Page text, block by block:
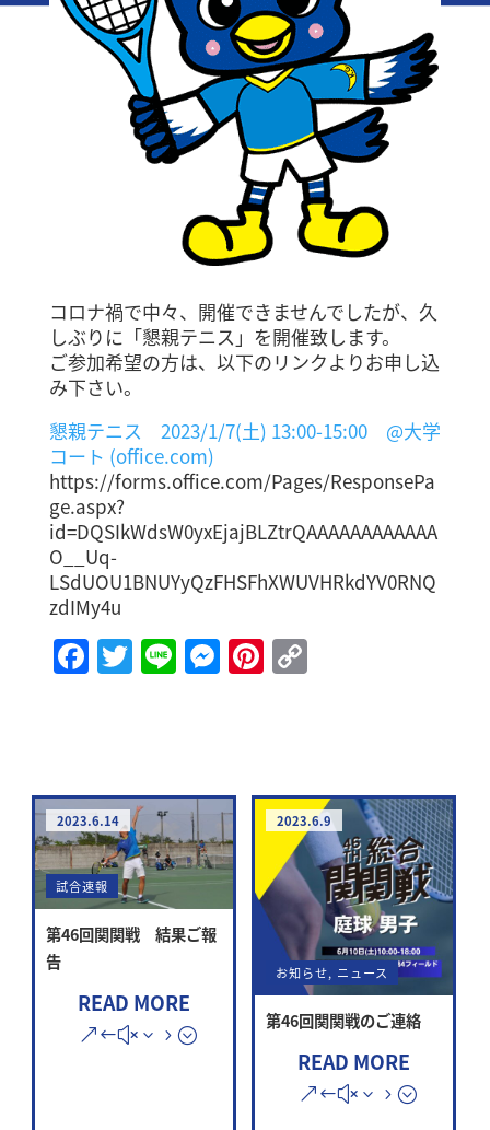
コロナ禍で中々、開催できませんでしたが、久
しぶりに「懇親テニス」を開催致します。
ご参加希望の方は、以下のリンクよりお申し込
み下さい。
懇親テニス 2023/1/7(土) 13:00-15:00 @大学
コート (office.com)
https://forms.office.com/Pages/ResponsePa
ge.aspx?
id=DQSIkWdsW0yxEjajBLZtrQAAAAAAAAAAAA
O__Uq-
LSdUOU1BNUYyQzFHSFhXWUVHRkdYV0RNQ
zdIMy4u
Facebook
Twitter
LineMessenger
Pinterest
Copy
2023.6.14
試合速報
第46回関関戦 結果ご報
告
READ MORE
2023.6.9
お知らせ, ニュース
第46回関関戦のご連絡
READ MORE